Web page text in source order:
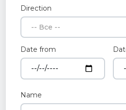
Direction
-- Все --
Date from
Name